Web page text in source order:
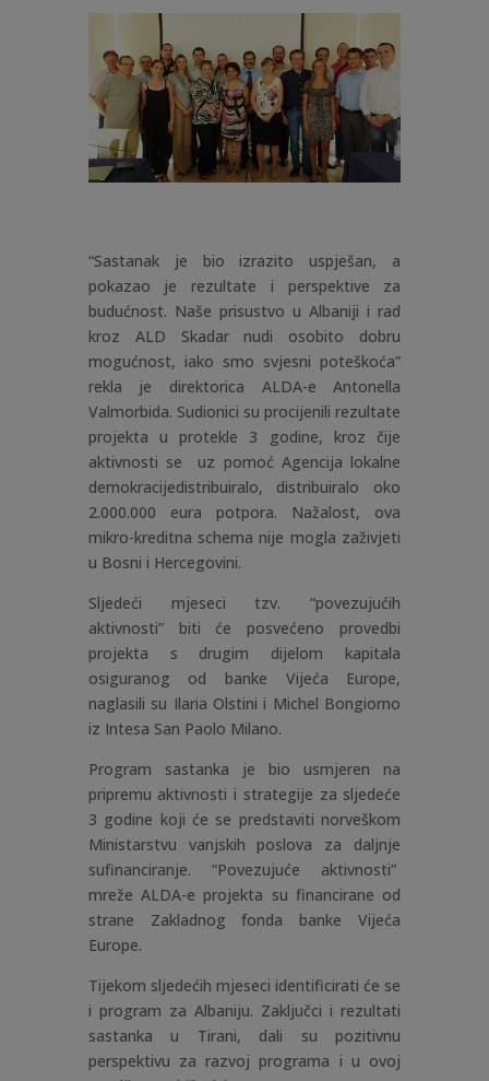
“Sastanak je bio izrazito uspješan, a
pokazao je rezultate i perspektive za
budućnost. Naše prisustvo u Albaniji i rad
kroz ALD Skadar nudi osobito dobru
mogućnost, iako smo svjesni poteškoća”
rekla je direktorica ALDA-e Antonella
Valmorbida. Sudionici su procijenili rezultate
projekta u protekle 3 godine, kroz čije
aktivnosti se uz pomoć Agencija lokalne
demokracijedistribuiralo, distribuiralo oko
2.000.000 eura potpora. Nažalost, ova
mikro-kreditna schema nije mogla zaživjeti
u Bosni i Hercegovini.
Sljedeći mjeseci tzv. “povezujućih
aktivnosti” biti će posvećeno provedbi
projekta s drugim dijelom kapitala
osiguranog od banke Vijeća Europe,
naglasili su Ilaria Olstini i Michel Bongiorno
iz Intesa San Paolo Milano.
Program sastanka je bio usmjeren na
pripremu aktivnosti i strategije za sljedeće
3 godine koji će se predstaviti norveškom
Ministarstvu vanjskih poslova za daljnje
sufinanciranje. “Povezujuće aktivnosti”
mreže ALDA-e projekta su financirane od
strane Zakladnog fonda banke Vijeća
Europe.
Tijekom sljedećih mjeseci identificirati će se
i program za Albaniju. Zaključci i rezultati
sastanka u Tirani, dali su pozitivnu
perspektivu za razvoj programa i u ovoj